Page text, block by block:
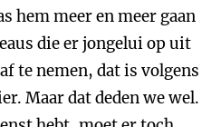
hem meer en meer gaan
die er jongelui op uit
te nemen, dat is volgens
Maar dat deden we wel.